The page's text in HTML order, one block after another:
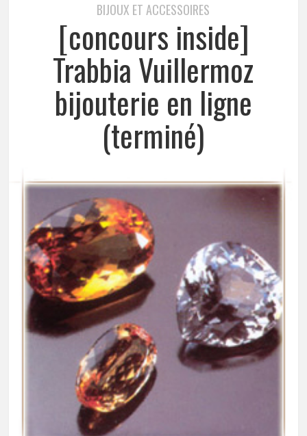
BIJOUX ET ACCESSOIRES
[concours inside]
Trabbia Vuillermoz
bijouterie en ligne
(terminé)